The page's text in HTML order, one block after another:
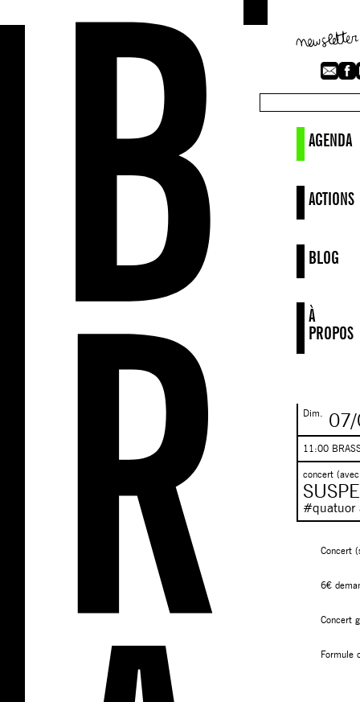
AGENDA
ACTIONS
BLOG
À
PROPOS
Dim.
11:00
concert
#quatuor
Concert
6€
Concert
Formule